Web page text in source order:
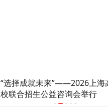
华为乾崑ADS代客充电功能展
望：车自己去充电，机械臂自动